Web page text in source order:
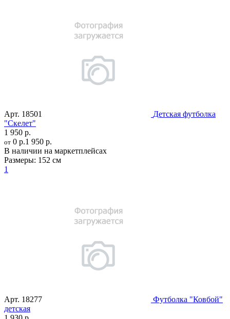
Арт. 18501
Детская футболка
"Скелет"
1 950 р.
от 0 р.1 950 р.
В наличии на маркетплейсах
Размеры: 152 см
1
Арт. 18277
Футболка "Ковбой"
детская